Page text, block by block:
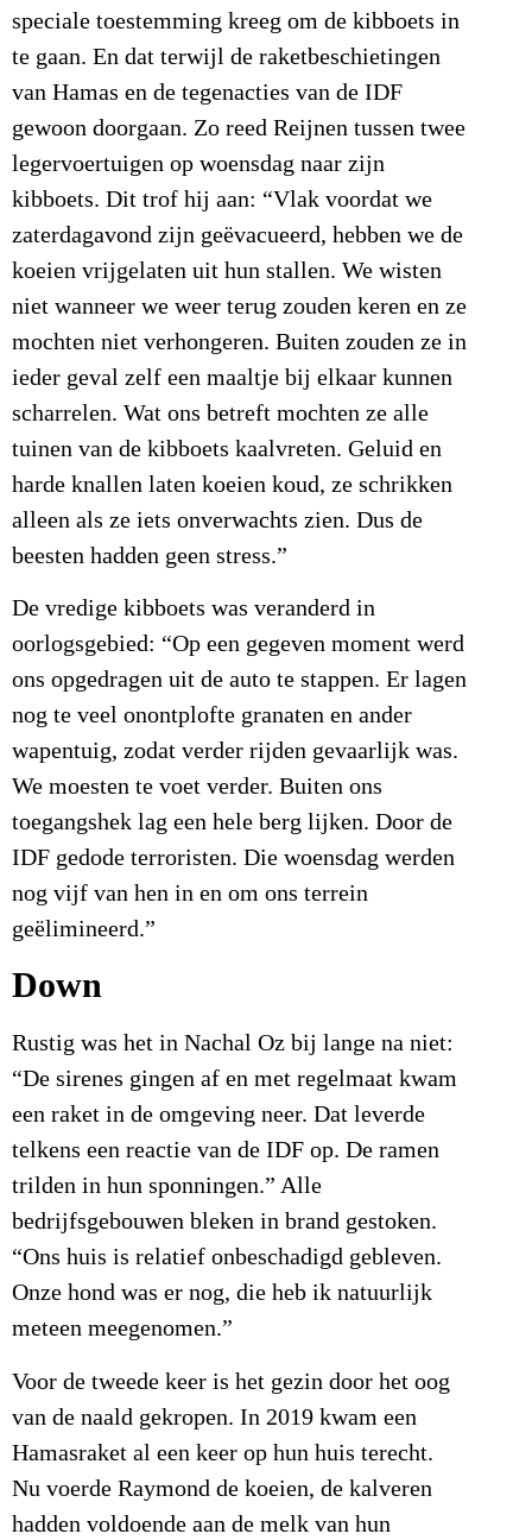
speciale toestemming kreeg om de kibboets in
te gaan. En dat terwijl de raketbeschietingen
van Hamas en de tegenacties van de IDF
gewoon doorgaan. Zo reed Reijnen tussen twee
legervoertuigen op woensdag naar zijn
kibboets. Dit trof hij aan: “Vlak voordat we
zaterdagavond zijn geëvacueerd, hebben we de
koeien vrijgelaten uit hun stallen. We wisten
niet wanneer we weer terug zouden keren en ze
mochten niet verhongeren. Buiten zouden ze in
ieder geval zelf een maaltje bij elkaar kunnen
scharrelen. Wat ons betreft mochten ze alle
tuinen van de kibboets kaalvreten. Geluid en
harde knallen laten koeien koud, ze schrikken
alleen als ze iets onverwachts zien. Dus de
beesten hadden geen stress.”
De vredige kibboets was veranderd in
oorlogsgebied: “Op een gegeven moment werd
ons opgedragen uit de auto te stappen. Er lagen
nog te veel onontplofte granaten en ander
wapentuig, zodat verder rijden gevaarlijk was.
We moesten te voet verder. Buiten ons
toegangshek lag een hele berg lijken. Door de
IDF gedode terroristen. Die woensdag werden
nog vijf van hen in en om ons terrein
geëlimineerd.”
Down
Rustig was het in Nachal Oz bij lange na niet:
“De sirenes gingen af en met regelmaat kwam
een raket in de omgeving neer. Dat leverde
telkens een reactie van de IDF op. De ramen
trilden in hun sponningen.” Alle
bedrijfsgebouwen bleken in brand gestoken.
“Ons huis is relatief onbeschadigd gebleven.
Onze hond was er nog, die heb ik natuurlijk
meteen meegenomen.”
Voor de tweede keer is het gezin door het oog
van de naald gekropen. In 2019 kwam een
Hamasraket al een keer op hun huis terecht.
Nu voerde Raymond de koeien, de kalveren
hadden voldoende aan de melk van hun